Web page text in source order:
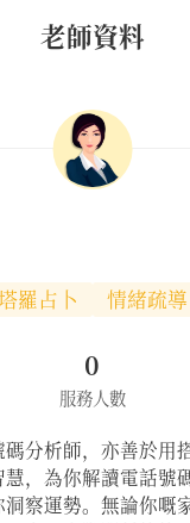
老師資料
羅占卜 情緒疏導
服務人數
0
分析師，亦善於用
，為你解讀電話號
察運勢。無論你嘅